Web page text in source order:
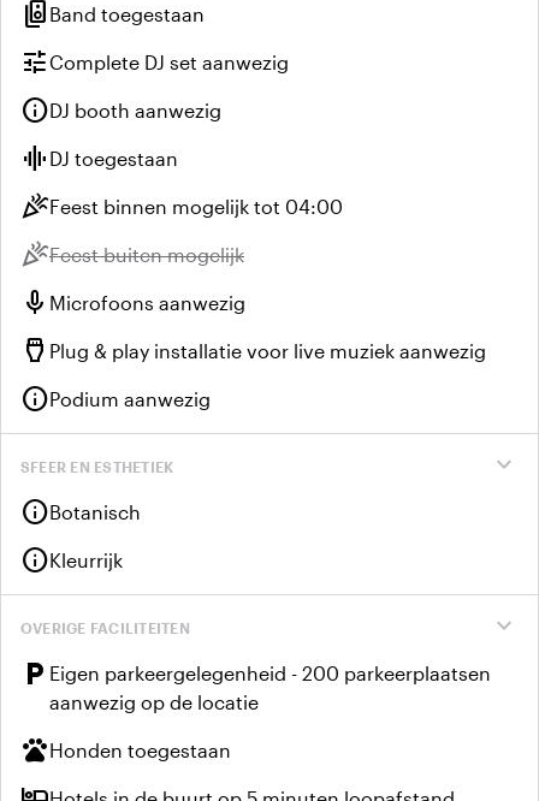
speaker_group Band toegestaan
tuneComplete DJ set aanwezig
infoDJ booth aanwezig
graphic_eq DJ toegestaan
celebrationFeest binnen mogelijk tot 04:00
celebrationNiet beschikbaar:
Feest buiten mogelijk
mic Microfoons aanwezig
settings_input_hdmi Plug & play installatie voor live muziek aanwezig
infoPodium aanwezig
expand_more
SFEER EN ESTHETIEK
infoBotanisch
infoKleurrijk
expand_more
OVERIGE FACILITEITEN
local_parking Eigen parkeergelegenheid - 200 parkeerplaatsen
aanwezig op de locatie
petsHonden toegestaan